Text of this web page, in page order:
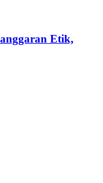
Etik,